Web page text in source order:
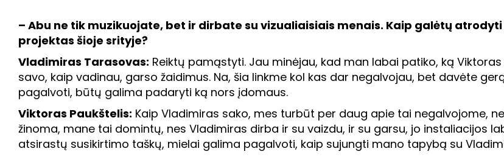
– Abu ne tik muzikuojate, bet ir dirbate su vizualiaisiais menais. Kaip galėtų
projektas šioje srityje?
Vladimiras Tarasovas: Reiktų pamąstyti. Jau minėjau, kad man labai patiko, ką
savo, kaip vadinau, garso žaidimus. Na, šia linkme kol kas dar negalvojau, bet davėte
pagalvoti, būtų galima padaryti ką nors įdomaus.
Viktoras Paukštelis: Kaip Vladimiras sako, mes turbūt per daug apie tai negalvojome,
žinoma, mane tai domintų, nes Vladimiras dirba ir su vaizdu, ir su garsu, jo instaliacijos
atsirastų susikirtimo taškų, mielai galima pagalvoti, kaip sujungti mano tapybą su